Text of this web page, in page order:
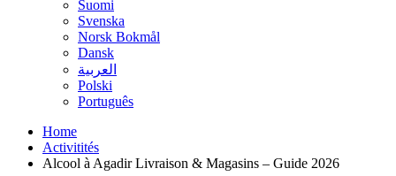
Suomi
Svenska
Norsk Bokmål
Dansk
العربية
Polski
Português
Home
Activitités
Alcool à Agadir Livraison & Magasins – Guide 2026